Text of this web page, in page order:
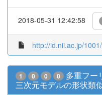
2018-05-31 12:42:58
http://id.nii.ac.jp/
1 0 0 0
多重フー
三次元モデルの形状類